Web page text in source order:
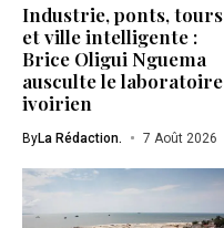
Industrie, ponts, tours
et ville intelligente :
Brice Oligui Nguema
ausculte le laboratoire
ivoirien
ByLa Rédaction. 7 Août 2026